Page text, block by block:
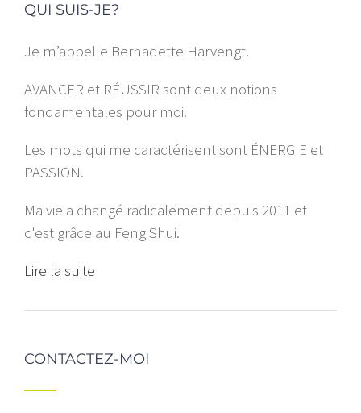
QUI SUIS-JE?
Je m’appelle Bernadette Harvengt.
AVANCER et RÉUSSIR sont deux notions
fondamentales pour moi.
Les mots qui me caractérisent sont ÉNERGIE et
PASSION.
Ma vie a changé radicalement depuis 2011 et
c'est grâce au Feng Shui.
Lire la suite
CONTACTEZ-MOI